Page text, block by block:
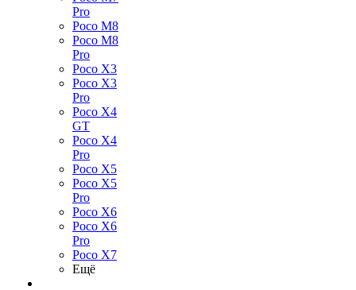
Pro
Poco M8
Poco M8
Pro
Poco X3
Poco X3
Pro
Poco X4
GT
Poco X4
Pro
Poco X5
Poco X5
Pro
Poco X6
Poco X6
Pro
Poco X7
Ещё